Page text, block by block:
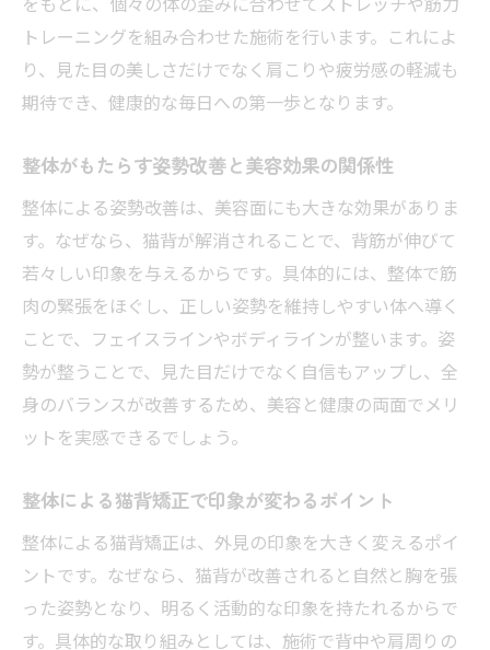
トレーニングを組み合わせた施術を行います。これによ
り、見た目の美しさだけでなく肩こりや疲労感の軽減も
期待でき、健康的な毎日への第一歩となります。
整体がもたらす姿勢改善と美容効果の関係性
整体による姿勢改善は、美容面にも大きな効果がありま
す。なぜなら、猫背が解消されることで、背筋が伸びて
若々しい印象を与えるからです。具体的には、整体で筋
肉の緊張をほぐし、正しい姿勢を維持しやすい体へ導く
ことで、フェイスラインやボディラインが整います。姿
勢が整うことで、見た目だけでなく自信もアップし、全
身のバランスが改善するため、美容と健康の両面でメリ
ットを実感できるでしょう。
整体による猫背矯正で印象が変わるポイント
整体による猫背矯正は、外見の印象を大きく変えるポイ
ントです。なぜなら、猫背が改善されると自然と胸を張
った姿勢となり、明るく活動的な印象を持たれるからで
す。具体的な取り組みとしては、施術で背中や肩周りの